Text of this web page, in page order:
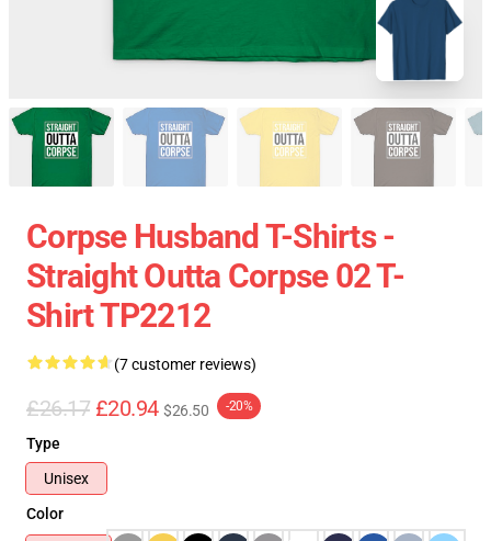
Corpse Husband T-Shirts -
Straight Outta Corpse 02 T-
Shirt TP2212
(7 customer reviews)
£26.17 £20.94 $26.50 -20%
Type
Unisex
Color